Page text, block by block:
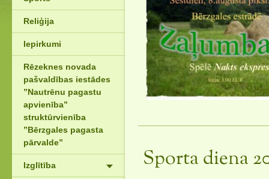
Reliģija
Iepirkumi
Rēzeknes novada
pašvaldības iestādes
”Nautrēnu pagastu
apvienība”
struktūrvienība
”Bērzgales pagasta
pārvalde”
Izglītība Sporta diena